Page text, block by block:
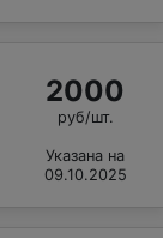
2000
руб/шт.
Указана на
09.10.2025